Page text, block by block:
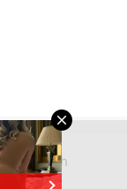
Built with